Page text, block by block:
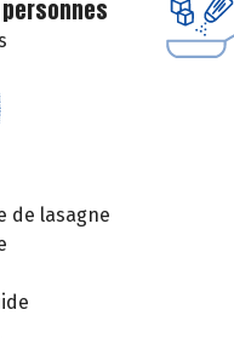
de lasagne